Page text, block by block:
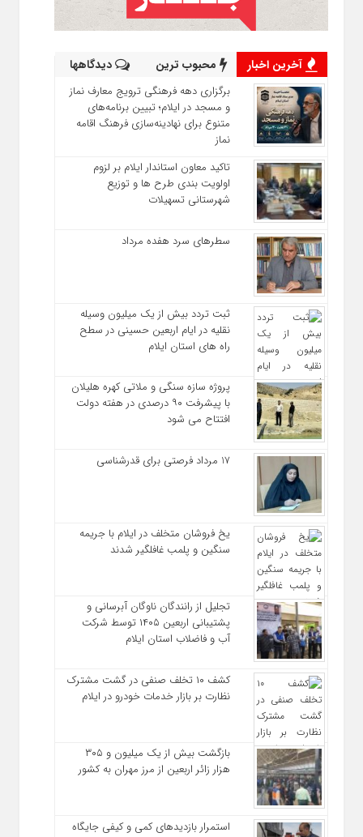
آخرین اخبار محبوب ترین دیدگاهها
برگزاری دهه فرهنگی ترویج معارف نماز
و مسجد در ایلام؛ تبیین برنامه‌های
متنوع برای نهادینه‌سازی فرهنگ اقامه
نماز
تاکید معاون استاندار ایلام بر لزوم
اولویت‌ بندی طرح‌ ها و توزیع
شهرستانی تسهیلات
سطرهای سرد هفده مرداد
ثبت تردد بیش از یک میلیون وسیله
نقلیه در ایام اربعین حسینی در سطح
راه‌ های استان ایلام
پروژه سازه سنگی و ملاتی کهره هلیلان
با پیشرفت ۹۰ درصدی در هفته دولت
افتتاح می شود
17 مرداد فرصتی برای قدرشناسی
یخ‌ فروشان متخلف در ایلام با جریمه
سنگین و پلمب غافلگیر شدند
تجلیل از رانندگان ناوگان آبرسانی و
پشتیبانی اربعین ۱۴۰۵ توسط شرکت
آب و فاضلاب استان ایلام
کشف ۱۰ تخلف صنفی در گشت مشترک
نظارت بر بازار خدمات خودرو در ایلام
بازگشت بیش از یک میلیون و ۳۰۵
هزار زائر اربعین از مرز مهران به کشور
استمرار بازدیدهای کمی و کیفی جایگاه‌